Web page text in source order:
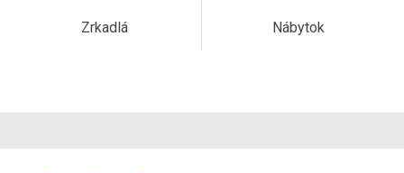
Zrkadlá Nábytok